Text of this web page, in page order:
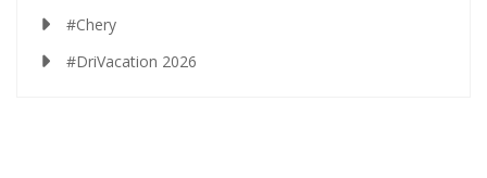
#Chery
#DriVacation 2026